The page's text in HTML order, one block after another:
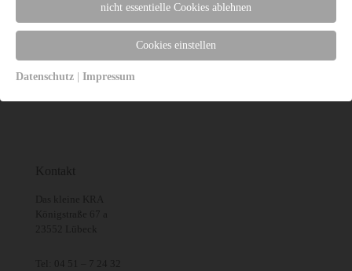
Kontakt
Das kleine KRA
Königstraße 67 a
23552 Lübeck
04 51 – 7 24 32
nicht essentielle Cookies ablehnen
Cookies einstellen
Datenschutz | Impressum